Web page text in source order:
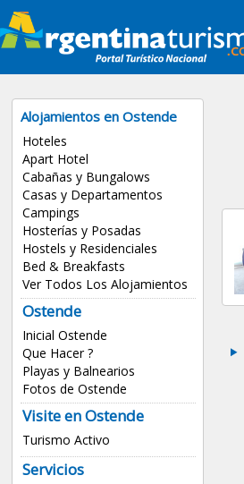
Alojamientos en Ostende
Hoteles
Apart Hotel
Cabañas y Bungalows
Casas y Departamentos
Campings
Hosterías y Posadas
Hostels y Residenciales
Bed & Breakfasts
Ver Todos Los Alojamientos
Ostende
Inicial Ostende
Que Hacer ?
Playas y Balnearios
Fotos de Ostende
Visite en Ostende
Turismo Activo
Servicios